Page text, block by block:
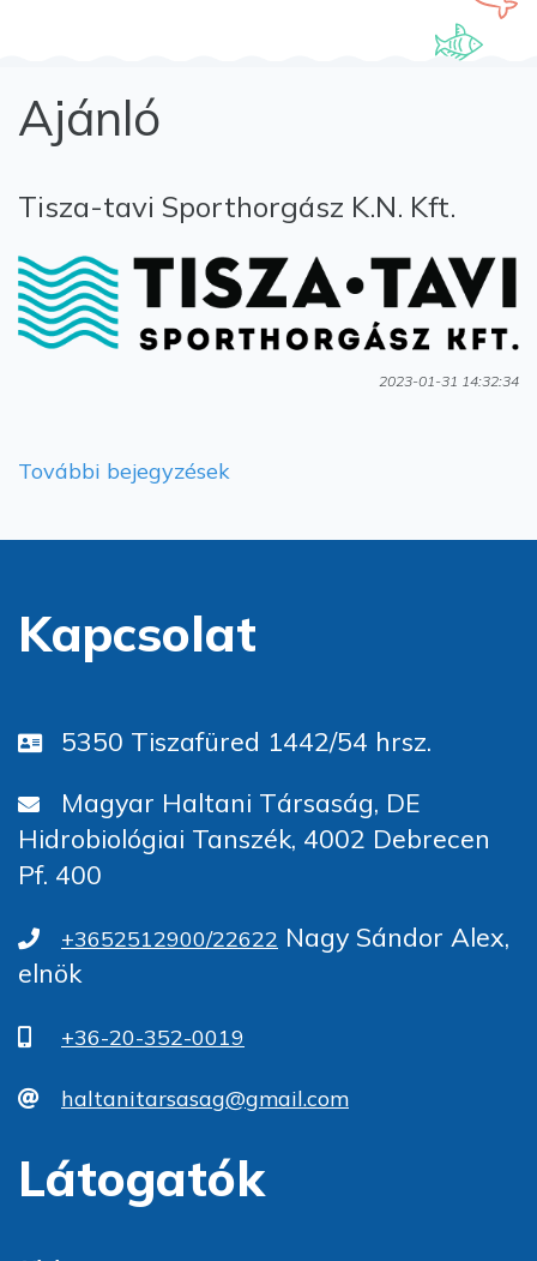
Ajánló
Tisza-tavi Sporthorgász K.N. Kft.
2023-01-31 14:32:34
További bejegyzések
Kapcsolat
5350 Tiszafüred 1442/54 hrsz.
Magyar Haltani Társaság, DE
Hidrobiológiai Tanszék, 4002 Debrecen
Pf. 400
+3652512900/22622 Nagy Sándor Alex,
elnök
+36-20-352-0019
haltanitarsasag@gmail.com
Látogatók